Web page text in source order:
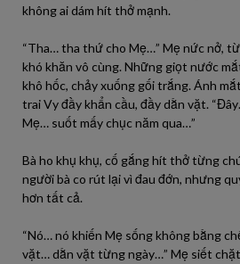
không ai dám hít thở mạnh.
“Tha… tha thứ cho Mẹ…” Mẹ nức nở,
khó khăn vô cùng. Những giọt nước
khô hốc, chảy xuống gối trắng. Ánh
trai Vy đầy khẩn cầu, đầy dằn vặt.
Mẹ… suốt mấy chục năm qua…”
Bà ho khụ khụ, cố gắng hít thở từng
người bà co rút lại vì đau đớn, nhưng
hơn tất cả.
“Nó… nó khiến Mẹ sống không bằng
vặt… dằn vặt từng ngày…” Mẹ siết